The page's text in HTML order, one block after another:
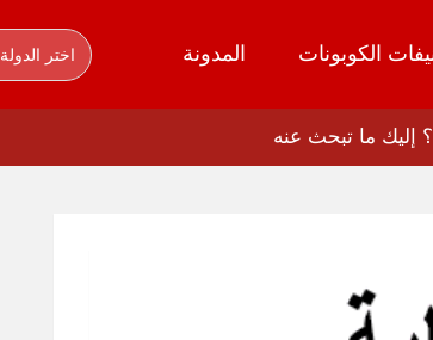
الكوبونات المدونة اختر الدولة
إليك ما تبحث عنه